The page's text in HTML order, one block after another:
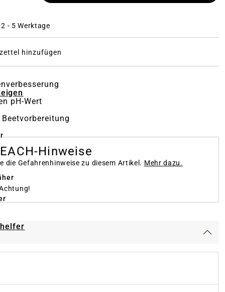
- 5 Werktage
hinzufügen
pH-Wert
Hinweise
die Gefahrenhinweise zu diesem Artikel. Mehr dazu.